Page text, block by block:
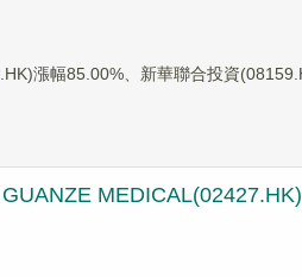
漲幅85.00%、新華聯合投資